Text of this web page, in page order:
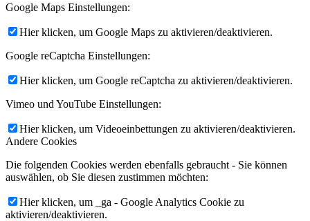
Google Maps Einstellungen:
Hier klicken, um Google Maps zu aktivieren/deaktivieren.
Google reCaptcha Einstellungen:
Hier klicken, um Google reCaptcha zu aktivieren/deaktivieren.
Vimeo und YouTube Einstellungen:
Hier klicken, um Videoeinbettungen zu aktivieren/deaktivieren.
Andere Cookies
Die folgenden Cookies werden ebenfalls gebraucht - Sie können
auswählen, ob Sie diesen zustimmen möchten:
Hier klicken, um _ga - Google Analytics Cookie zu
aktivieren/deaktivieren.